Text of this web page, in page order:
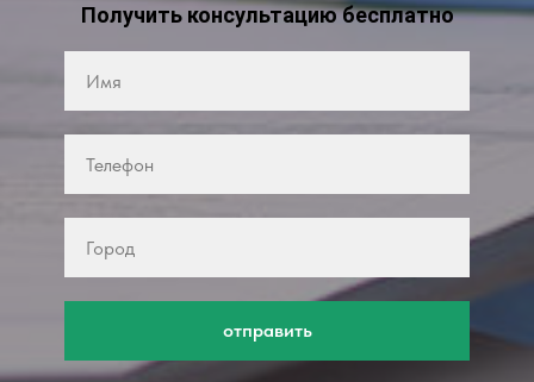
Получить консультацию бесплатно
отправить